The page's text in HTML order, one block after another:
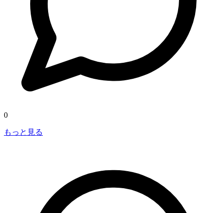
0
もっと見る